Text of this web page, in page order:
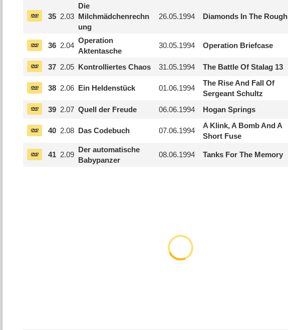
35 2.03
Die
Milchmädchenrechn
ung
26.05.1994 Diamonds In The Rough
36 2.04
Operation
Aktentasche
30.05.1994 Operation Briefcase
37 2.05 Kontrolliertes Chaos 31.05.1994 The Battle Of Stalag 13
38 2.06 Ein Heldenstück 01.06.1994
The Rise And Fall Of
Sergeant Schultz
39 2.07 Quell der Freude 06.06.1994 Hogan Springs
40 2.08 Das Codebuch 07.06.1994
A Klink, A Bomb And A
Short Fuse
41 2.09
Der automatische
Babypanzer
08.06.1994 Tanks For The Memory